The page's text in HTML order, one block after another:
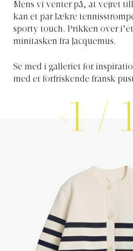
Mens vi venter på, at vejret
kan et par lækre
sporty touch. Prikken over
minitasken fra Jacquemus.
Se med i galleriet for
med et forfriskende fransk
1 /